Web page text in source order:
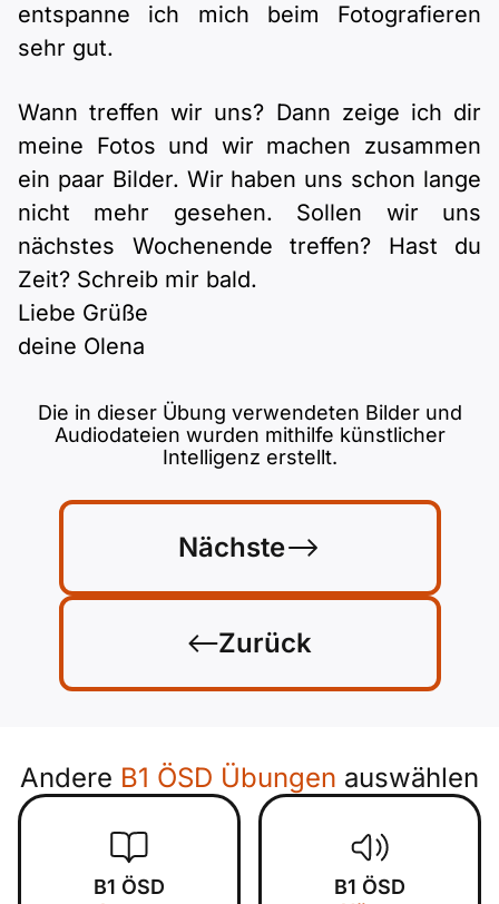
entspanne ich mich beim Fotografieren
sehr gut.
Wann treffen wir uns? Dann zeige ich dir
meine Fotos und wir machen zusammen
ein paar Bilder. Wir haben uns schon lange
nicht mehr gesehen. Sollen wir uns
nächstes Wochenende treffen? Hast du
Zeit? Schreib mir bald.
Liebe Grüße
deine Olena
Zurück
Nächste
Die in dieser Übung verwendeten Bilder und
Audiodateien wurden mithilfe künstlicher
Intelligenz erstellt.
Andere B1 ÖSD Übungen auswählen
B1 ÖSD
B1 ÖSD